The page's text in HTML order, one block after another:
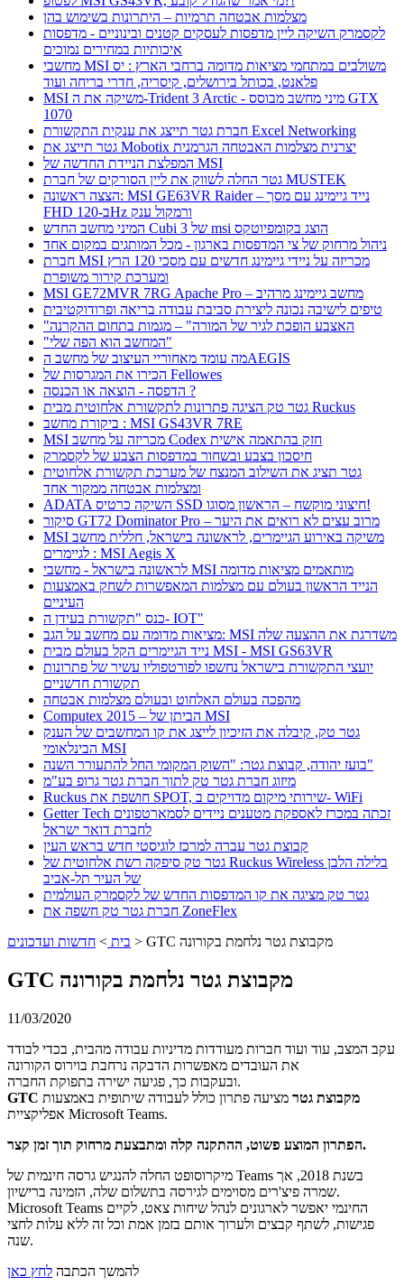
מצלמות אבטחה תרמיות – היתרונות בשימוש בהן
לקסמרק השיקה ליין מדפסות לעסקים קטנים ובינוניים - מדפסות
איכותיות במחירים נמוכים
מחשבי MSI משולבים במתחמי מציאות מדומה ברחבי הארץ : יס
פלאנט, בכותל בירושלים, קיסריה, חדרי בריחה ועוד
MSI משיקה את ה-Trident 3 Arctic - מיני מחשב מבוסס GTX
1070
חברת גטר תייצג את ענקית התקשורת Excel Networking
גטר תייצג את Mobotix יצרנית מצלמות האבטחה הגרמנית
המפלצת הניידת החדשה של MSI
גטר החלה לשווק את ליין הסורקים של חברת MUSTEK
הצצה ראשונה: MSI GE63VR Raider – נייד גיימינג עם מסך
FHD ב-120Hz ורמקול ענק
המיני מחשב החדש Cubi 3 של msi הוצג בקומפיוטקס
ניהול מרחוק של צי המדפסות בארגון - מכל המותגים במקום אחד
חברת MSI מכריזה על ניידי גיימינג חדשים עם מסכי 120 הרץ
ומערכת קירור משופרת
MSI GE72MVR 7RG Apache Pro – מחשב גיימינג מרהיב
טיפים לישיבה נכונה ליצירת סביבת עבודה בריאה ופרודוקטיבית
"האצבע הופכת לגיר של המורה" – מגמות בתחום ההקרנה
"המחשב הוא הפה שלי"
מה עומד מאחוריי העיצוב של מחשב הAEGIS
הכירו את המגרסות של Fellowes
הדפסה - הוצאה או הכנסה ?
גטר טק הציגה פתרונות לתקשורת אלחוטית מבית Ruckus
ביקורת מחשב : MSI GS43VR 7RE
MSI מכריזה על מחשב Codex חזק בהתאמה אישית
חיסכון בצבע ובשחור במדפסות הצבע של לקסמרק
גטר תציג את השילוב המנצח של מערכת תקשורת אלחוטית
ומצלמות אבטחה ממקור אחד
ADATA השיקה כרטיס SSD חיצוני מוקשח – הראשון מסוגו!
סיקור GT72 Dominator Pro – מרוב עצים לא רואים את היער
MSI משיקה באירוע הגיימרים, לראשונה בישראל, חללית מחשב
לגיימרים : MSI Aegis X
לראשונה בישראל - מחשבי MSI מותאמים מציאות מדומה
הנייד הראשון בעולם עם מצלמות המאפשרות לשחק באמצעות
העיניים
כנס "תקשורת בעידן ה- IOT"
מציאות מדומה עם מחשב על הגב: MSI משדרגת את ההצעה שלה
נייד הגיימרים הקל בעולם מבית MSI - MSI GS63VR
יועצי התקשורת בישראל נחשפו לפורטפוליו עשיר של פתרונות
תקשורת חדשניים
מהפכה בעולם האלחוט ובעולם מצלמות אבטחה
Computex 2015 – הביתן של MSI
גטר טק, קיבלה את הזיכיון לייצג את קו המחשבים של הענק
הבינלאומי MSI
בועז יהודה, קבוצת גטר: "השוק המקומי החל להתעורר השנה"
מיזוג חברת גטר טק לתוך חברת גטר גרופ בע"מ
Ruckus חושפת את SPOT, שירותי מיקום מדויקים ב- WiFi
Getter Tech זכתה במכרז לאספקת מטענים ניידים לסמארטפונים
לחברת דואר ישראל
קבוצת גטר עברה למרכז לוגיסטי חדש בראש העין
גטר טק סיפקה רשת אלחוטית של Ruckus Wireless בלילה הלבן
של העיר תל-אביב
גטר טק מציגה את קו המדפסות החדש של לקסמרק העולמית
חברת גטר טק חשפה את ZoneFlex
בית > חדשות ועדכונים > GTC מקבוצת גטר נלחמת בקורונה
GTC מקבוצת גטר נלחמת בקורונה
11/03/2020
עקב המצב, עוד ועוד חברות מעודדות מדיניות עבודה מהבית, בכדי לבודד
את העובדים מאפשרות הדבקה נרחבת בוירוס הקורונה
ובעקבות כך, פגיעה ישירה בתפוקת החברה.
GTC מקבוצת גטר מציעה פתרון כולל לעבודה שיתופית באמצעות
אפליקציית Microsoft Teams.
הפתרון המוצע פשוט, ההתקנה קלה ומתבצעת מרחוק תוך זמן קצר.
מיקרוסופט החלה להנגיש גרסה חינמית של Teams בשנת 2018, אך
שמרה פיצ'רים מסוימים לגירסה בתשלום שלה, הזמינה ברישיון.
Microsoft Teams החינמי יאפשר לארגונים לנהל שיחות צאט, לקיים
פגישות, לשתף קבצים ולערוך אותם בזמן אמת וכל זה ללא עלות לחצי
שנה.
להמשך הכתבה לחץ כאן